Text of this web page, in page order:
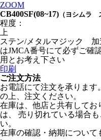
ZOOM
CB400SF(08~17) （ヨシムラ
程度：
上
ステン/メタルマジック 加
はJMCA番号にて必ずご
用とお考え下さい
印刷
ご注文方法
お電話にて注文を承りま
の上、注文ください。
在庫は、他店と共有してお
は、 売り切れている場合
い。
在庫の確認・納期について